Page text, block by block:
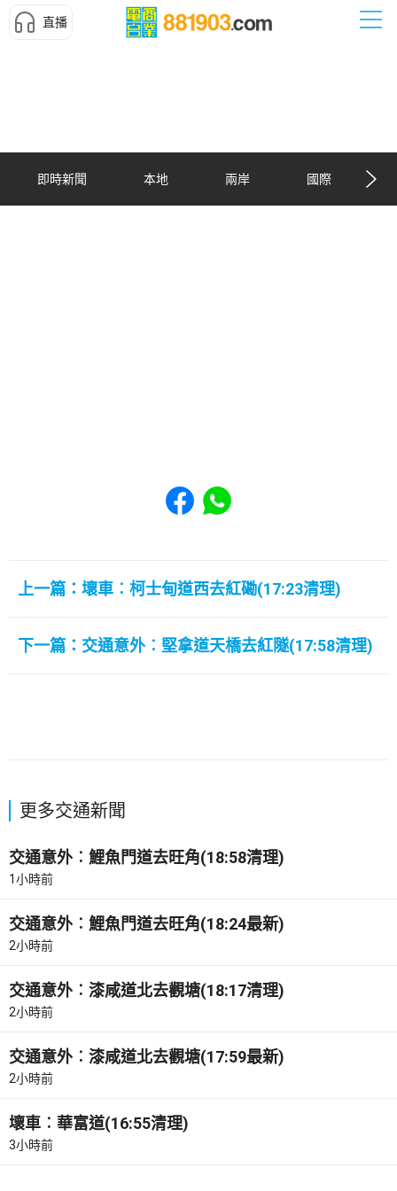
直播
即時新聞 本地 兩岸 國際
Share to Facebook
Share to WhatsApp
上一篇：壞車︰柯士甸道西去紅磡(17:23清理)
下一篇：交通意外︰堅拿道天橋去紅隧(17:58清理)
更多交通新聞
交通意外︰鯉魚門道去旺角(18:58清理)
1小時前
交通意外︰鯉魚門道去旺角(18:24最新)
2小時前
交通意外︰漆咸道北去觀塘(18:17清理)
2小時前
交通意外︰漆咸道北去觀塘(17:59最新)
2小時前
壞車︰華富道(16:55清理)
3小時前